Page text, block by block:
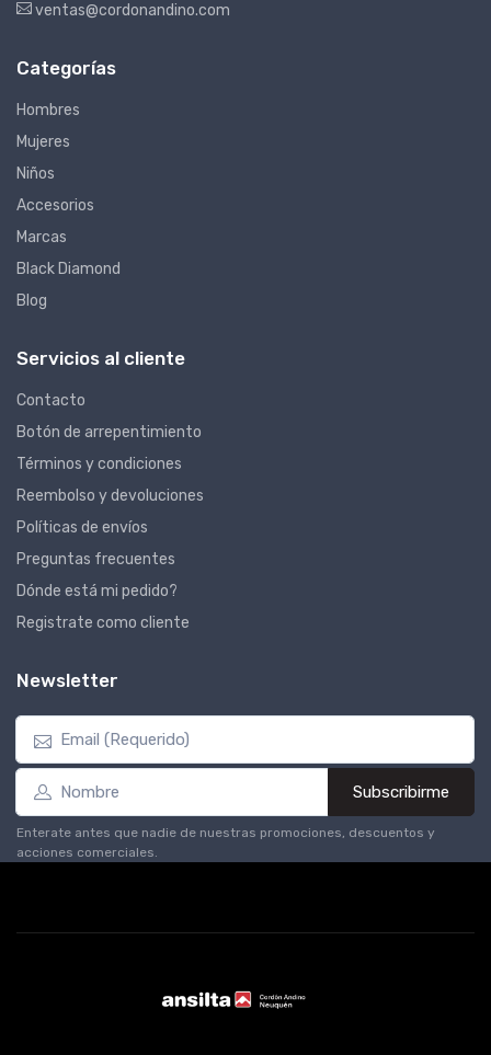
ventas@cordonandino.com
Categorías
Hombres
Mujeres
Niños
Accesorios
Marcas
Black Diamond
Blog
Servicios al cliente
Contacto
Botón de arrepentimiento
Términos y condiciones
Reembolso y devoluciones
Políticas de envíos
Preguntas frecuentes
Dónde está mi pedido?
Registrate como cliente
Newsletter
Subscribirme
Enterate antes que nadie de nuestras promociones, descuentos y
acciones comerciales.